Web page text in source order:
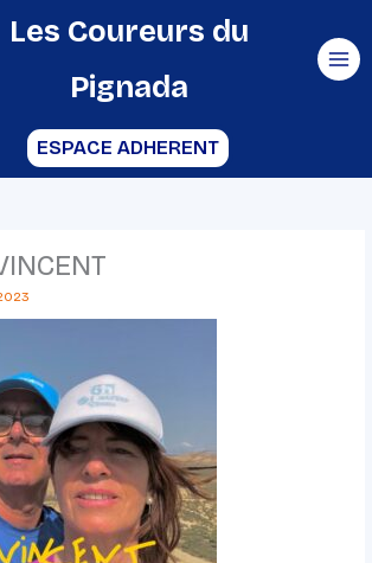
Les Coureurs du
Pignada
ESPACE ADHERENT